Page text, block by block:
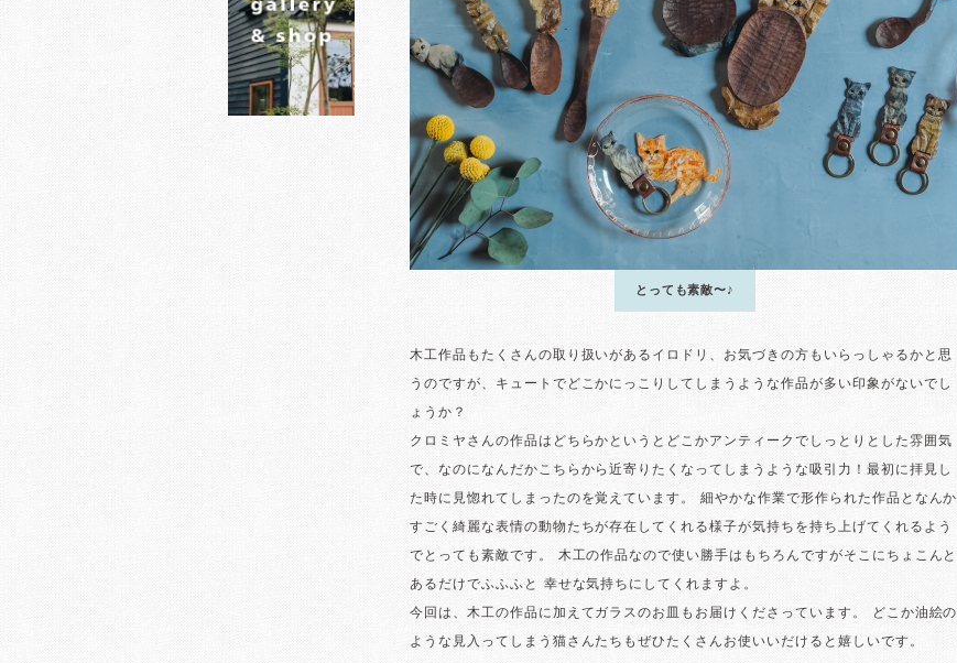
とっても素敵〜♪
木工作品もたくさんの取り扱いがあるイロドリ、お気づきの方もいらっしゃるかと思
うのですが、キュートでどこかにっこりしてしまうような作品が多い印象がないでし
ょうか？
クロミヤさんの作品はどちらかというとどこかアンティークでしっとりとした雰囲気
で、なのになんだかこちらから近寄りたくなってしまうような吸引力！最初に拝見し
た時に見惚れてしまったのを覚えています。 細やかな作業で形作られた作品となんか
すごく綺麗な表情の動物たちが存在してくれる様子が気持ちを持ち上げてくれるよう
でとっても素敵です。 木工の作品なので使い勝手はもちろんですがそこにちょこんと
あるだけでふふふと 幸せな気持ちにしてくれますよ。
今回は、木工の作品に加えてガラスのお皿もお届けくださっています。 どこか油絵の
ような見入ってしまう猫さんたちもぜひたくさんお使いいだけると嬉しいです。